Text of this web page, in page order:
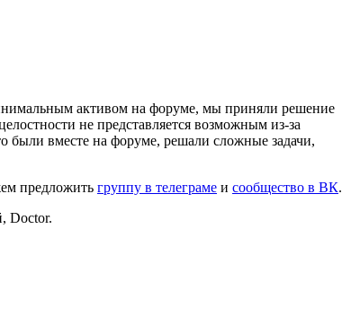
активом на форуме, мы приняли решение
не представляется возможным из-за
были вместе на форуме, решали сложные задачи,
предложить группу в телеграме и сообщество в ВК.
Doctor.